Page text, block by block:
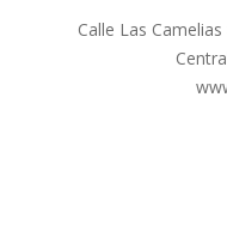
Calle Las